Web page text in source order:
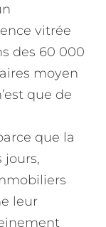
vitrée
des 60 000
moyen
que de
que la
leur